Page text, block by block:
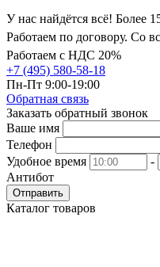
У нас найдётся всё! Более
Работаем по договору. Со
Работаем с НДС 20%
+7 (495) 580-58-18
Пн-Пт 9:00-19:00
Обратная связь
Заказать обратный звонок
Ваше имя
Телефон
Удобное время
-
Антибот
Отправить
Каталог товаров